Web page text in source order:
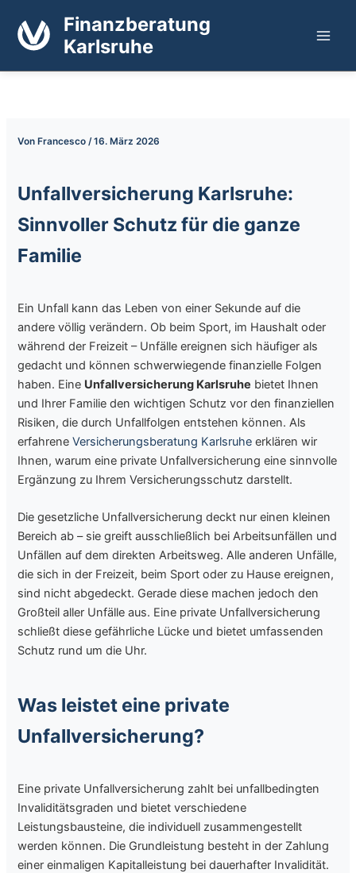
Inhalt
springen
Finanzberatung
Karlsruhe
Von Francesco/16. März 2026
Unfallversicherung Karlsruhe:
Sinnvoller Schutz für die ganze
Familie
Ein Unfall kann das Leben von einer Sekunde auf die
andere völlig verändern. Ob beim Sport, im Haushalt oder
während der Freizeit – Unfälle ereignen sich häufiger als
gedacht und können schwerwiegende finanzielle Folgen
haben. Eine Unfallversicherung Karlsruhe bietet Ihnen
und Ihrer Familie den wichtigen Schutz vor den finanziellen
Risiken, die durch Unfallfolgen entstehen können. Als
erfahreneVersicherungsberatung Karlsruhe erklären wir
Ihnen, warum eine private Unfallversicherung eine sinnvolle
Ergänzung zu Ihrem Versicherungsschutz darstellt.
Die gesetzliche Unfallversicherung deckt nur einen kleinen
Bereich ab – sie greift ausschließlich bei Arbeitsunfällen und
Unfällen auf dem direkten Arbeitsweg. Alle anderen Unfälle,
die sich in der Freizeit, beim Sport oder zu Hause ereignen,
sind nicht abgedeckt. Gerade diese machen jedoch den
Großteil aller Unfälle aus. Eine private Unfallversicherung
schließt diese gefährliche Lücke und bietet umfassenden
Schutz rund um die Uhr.
Was leistet eine private
Unfallversicherung?
Eine private Unfallversicherung zahlt bei unfallbedingten
Invaliditätsgraden und bietet verschiedene
Leistungsbausteine, die individuell zusammengestellt
werden können. Die Grundleistung besteht in der Zahlung
einer einmaligen Kapitalleistung bei dauerhafter Invalidität.